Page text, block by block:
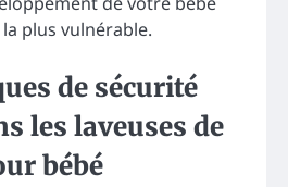
plus vulnérable.
de sécurité
les laveuses de
bébé